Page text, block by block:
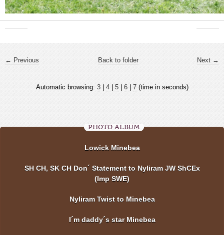
← Previous Next →
Back to folder
Automatic browsing: 3| 4| 5| 6| 7(time in seconds)
PHOTO ALBUM
Lowick Minebea
SH CH, SK CH Don´ Statement to Nyliram JW ShCEx
(Imp SWE)
Nyliram Twist to Minebea
I´m daddy´s star Minebea